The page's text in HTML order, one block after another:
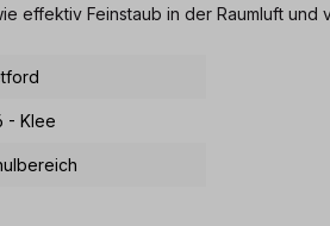
effektiv Feinstaub in der Raumluft und
- Klee